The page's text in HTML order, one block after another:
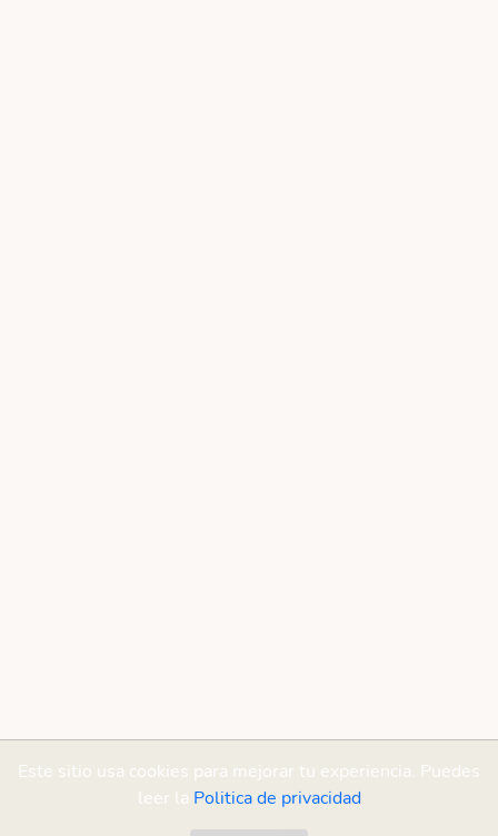
Este sitio usa cookies para mejorar tu experiencia. Puedes
leer la Politica de privacidad